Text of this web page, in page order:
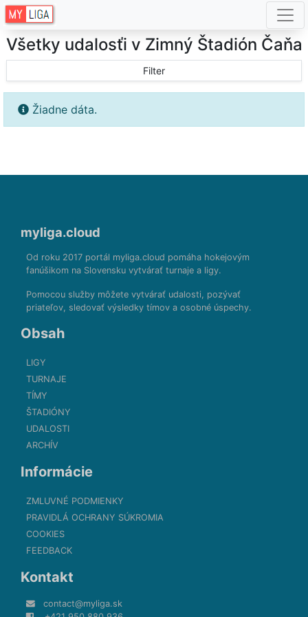
Všetky udalosťi v Zimný Štadión Čaňa
Filter
Žiadne dáta.
myliga.cloud
Od roku 2017 portál myliga.cloud pomáha hokejovým
fanúšikom na Slovensku vytvárať turnaje a ligy.
Pomocou služby môžete vytvárať udalosti, pozývať
priateľov, sledovať výsledky tímov a osobné úspechy.
Obsah
LIGY
TURNAJE
TÍMY
ŠTADIÓNY
UDALOSTI
ARCHÍV
Informácie
ZMLUVNÉ PODMIENKY
PRAVIDLÁ OCHRANY SÚKROMIA
COOKIES
FEEDBACK
Kontakt
contact@myliga.sk